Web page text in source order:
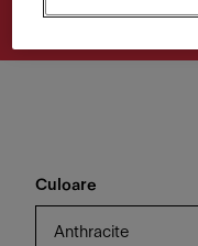
Culoare
Anthracite